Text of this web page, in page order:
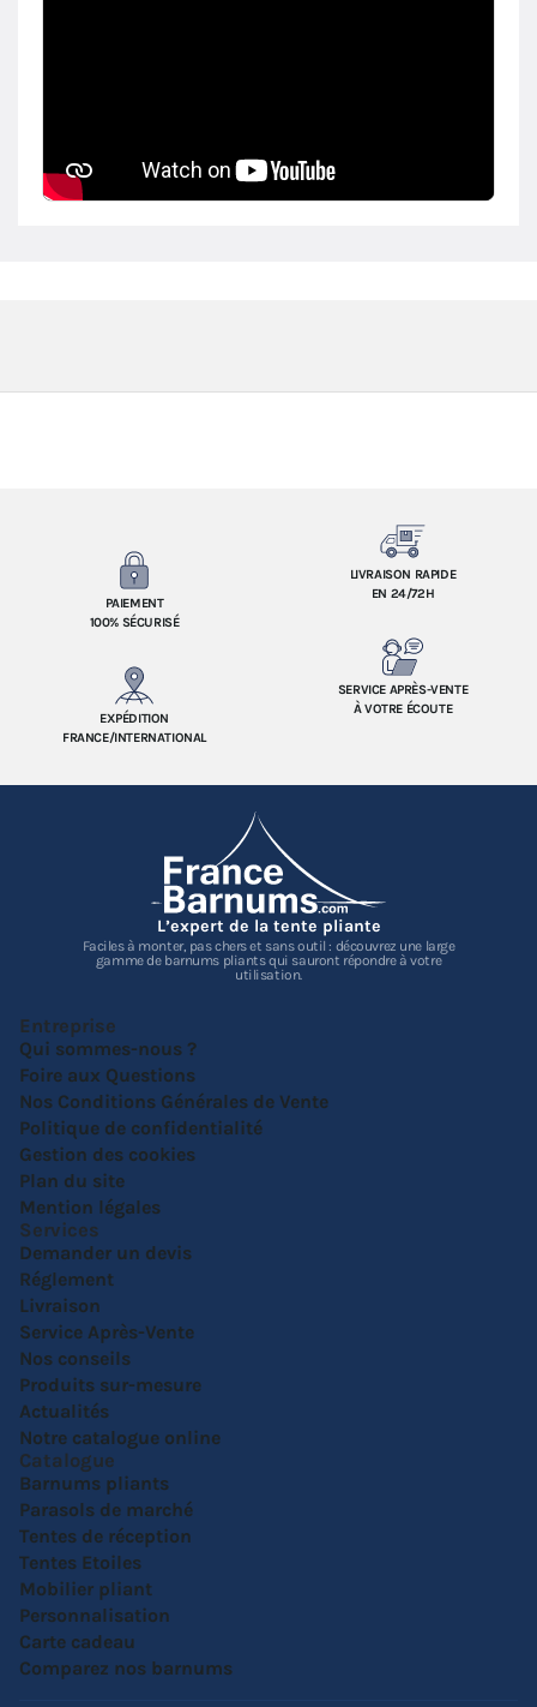
PAIEMENT
100% SÉCURISÉ
LIVRAISON RAPIDE
EN 24/72H
EXPÉDITION
FRANCE/INTERNATIONAL
SERVICE APRÈS-VENTE
À VOTRE ÉCOUTE
L’expert de la tente pliante
Faciles à monter, pas chers et sans outil : découvrez une large
gamme de barnums pliants qui sauront répondre à votre
utilisation.
Entreprise
Qui sommes-nous ?
Foire aux Questions
Nos Conditions Générales de Vente
Politique de confidentialité
Gestion des cookies
Plan du site
Mention légales
Services
Demander un devis
Réglement
Livraison
Service Après-Vente
Nos conseils
Produits sur-mesure
Actualités
Notre catalogue online
Catalogue
Barnums pliants
Parasols de marché
Tentes de réception
Tentes Etoiles
Mobilier pliant
Personnalisation
Carte cadeau
Comparez nos barnums